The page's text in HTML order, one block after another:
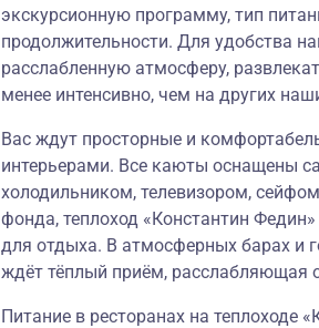
экскурсионную программу, тип
продолжительности. Для удобства
расслабленную атмосферу,
менее интенсивно, чем на других
Вас ждут просторные и
интерьерами. Все каюты оснащены
холодильником, телевизором,
фонда, теплоход «Константин
для отдыха. В атмосферных барах и
ждёт тёплый приём, расслабляющая
Питание в ресторанах на теплоходе